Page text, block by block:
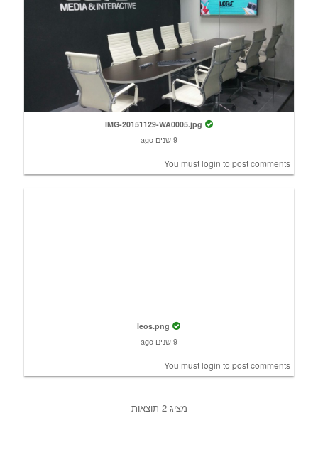
IMG-20151129-WA0005.jpg
9 שנים ago
You mustlogin to post comments
leos.png
9 שנים ago
You mustlogin to post comments
מציג 2 תוצאות